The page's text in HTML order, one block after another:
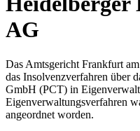
AG
Das Amtsgericht Frankfurt
das Insolvenzverfahren über
GmbH (PCT) in
Eigenverwaltungsverfahren
angeordnet worden.